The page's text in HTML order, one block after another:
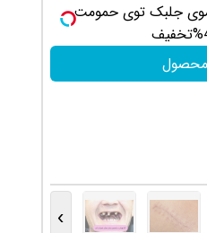
جلبک توی حمومت
›